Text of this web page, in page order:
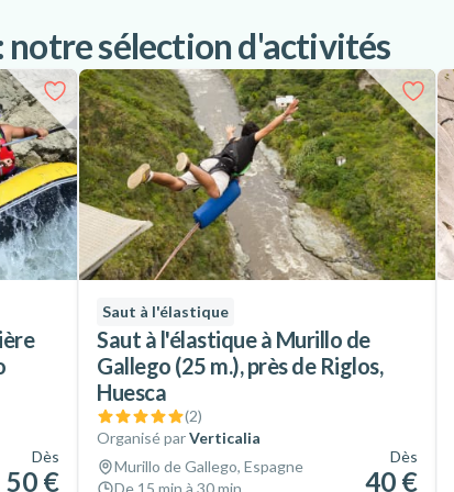
notre sélection d'activités
Dès
50 €
Saut à l'élastique
Saut à l'élastique à Murillo de
Gallego (25 m.), près de Riglos,
Huesca
(2)
Organisé parVerticalia
Murillo de Gallego, Espagne
Dès
40 €